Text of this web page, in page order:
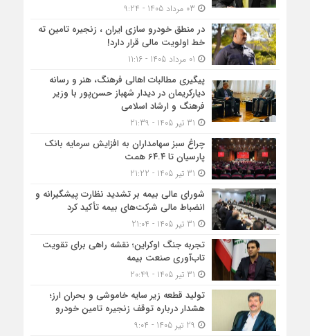
در منطق خودرو سازی ایران ، زنجیره تامین ته
خط اولویت مالی قرار دارد!
پیگیری مطالبات اهالی فرهنگ، هنر و رسانه
دیارکریمان در دیدار شهباز حسن‌پور با وزیر
فرهنگ و ارشاد اسلامی
چراغ سبز سهامداران به افزایش سرمایه بانک
پارسیان تا ۶۴.۴ همت
شورای عالی بیمه بر تشدید نظارت پیشگیرانه و
انضباط مالی شرکت‌های بیمه تأکید کرد
تجربه جنگ اوکراین؛ نقشه راهی برای تقویت
تاب‌آوری صنعت بیمه
تولید قطعه زیر سایه خاموشی و بحران ارز؛
هشدار درباره توقف زنجیره تامین خودرو